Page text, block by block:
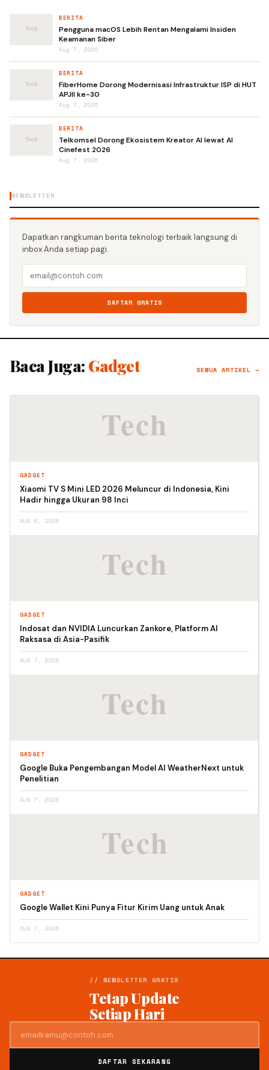
BERITA
Pengguna macOS Lebih Rentan Mengalami Insiden
Keamanan Siber
Aug 7, 2026
BERITA
FiberHome Dorong Modernisasi Infrastruktur ISP di HUT
APJII ke-30
Aug 7, 2026
BERITA
Telkomsel Dorong Ekosistem Kreator AI lewat AI
Cinefest 2026
Aug 7, 2026
NEWSLETTER
Dapatkan rangkuman berita teknologi terbaik langsung di
inbox Anda setiap pagi.
DAFTAR GRATIS
Baca Juga: Gadget SEMUA ARTIKEL →
GADGET
Xiaomi TV S Mini LED 2026 Meluncur di Indonesia, Kini
Hadir hingga Ukuran 98 Inci
AUG 6, 2026
GADGET
Indosat dan NVIDIA Luncurkan Zankore, Platform AI
Raksasa di Asia-Pasifik
AUG 7, 2026
GADGET
Google Buka Pengembangan Model AI WeatherNext untuk
Penelitian
AUG 7, 2026
GADGET
Google Wallet Kini Punya Fitur Kirim Uang untuk Anak
AUG 7, 2026
// NEWSLETTER GRATIS
Tetap Update
Setiap Hari
DAFTAR SEKARANG